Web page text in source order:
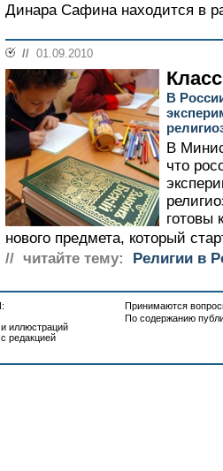
Динара Сафина находится в
// 01.09.2010
В
В
что
готовы
нового предмета, который
// читайте тему:
Религии в
иллюстраций
редакцией
Принимаются
По содержанию